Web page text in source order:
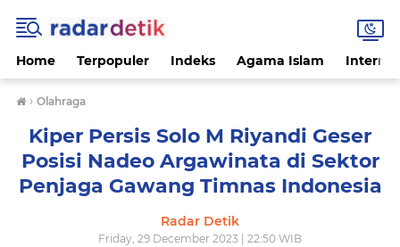
Home Terpopuler Indeks Agama Islam
› Olahraga
Kiper Persis Solo M Riyandi Geser
Posisi Nadeo Argawinata di Sektor
Penjaga Gawang Timnas Indonesia
Radar Detik
Friday, 29 December 2023 | 22:50 WIB